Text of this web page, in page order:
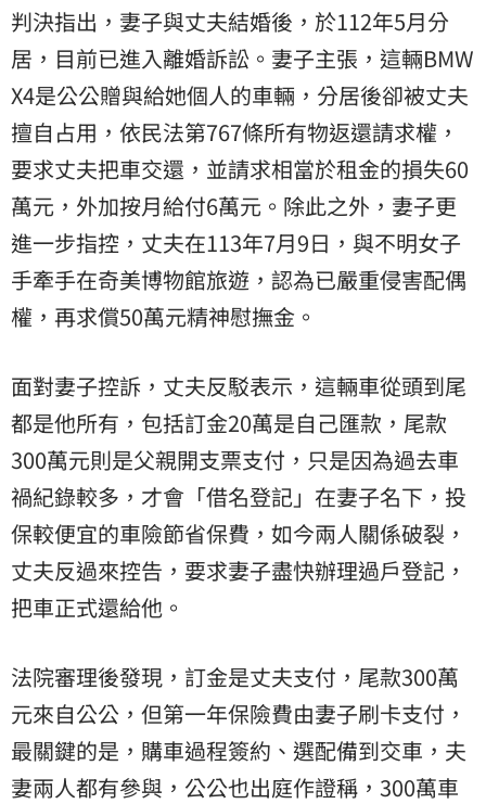
判決指出，妻子與丈夫結婚後，於112年5月分
居，目前已進入離婚訴訟。妻子主張，這輛BMW
X4是公公贈與給她個人的車輛，分居後卻被丈夫
擅自占用，依民法第767條所有物返還請求權，
要求丈夫把車交還，並請求相當於租金的損失60
萬元，外加按月給付6萬元。除此之外，妻子更
進一步指控，丈夫在113年7月9日，與不明女子
手牽手在奇美博物館旅遊，認為已嚴重侵害配偶
權，再求償50萬元精神慰撫金。
面對妻子控訴，丈夫反駁表示，這輛車從頭到尾
都是他所有，包括訂金20萬是自己匯款，尾款
300萬元則是父親開支票支付，只是因為過去車
禍紀錄較多，才會「借名登記」在妻子名下，投
保較便宜的車險節省保費，如今兩人關係破裂，
丈夫反過來控告，要求妻子盡快辦理過戶登記，
把車正式還給他。
法院審理後發現，訂金是丈夫支付，尾款300萬
元來自公公，但第一年保險費由妻子刷卡支付，
最關鍵的是，購車過程簽約、選配備到交車，夫
妻兩人都有參與，公公也出庭作證稱，300萬車